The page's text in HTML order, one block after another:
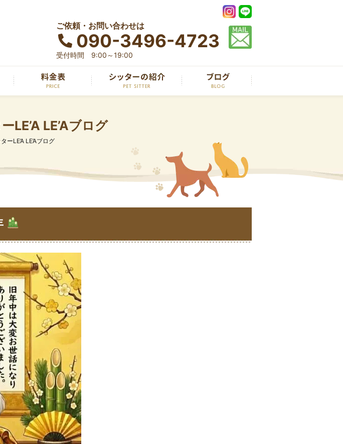
ご依頼・お問い合わせは
090-3496-4723
受付時間 9:00～19:00
LE’A LE’Aブログ
LE’A LE’Aブログ